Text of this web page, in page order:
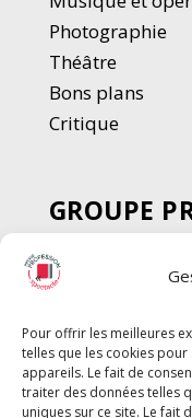
Pour offrir les meilleures
telles que les cookies
appareils. Le fait de
traiter des données telles
uniques sur ce site. Le fait
Photographie
Théâtre
Bons plans
Critique
GROUPE
SPECTACLE
Chèque
Chèque Compta
Chèque Emploi
G-Pods